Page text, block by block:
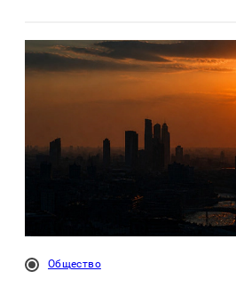
Общество